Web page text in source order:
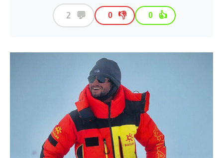
👍
0
👎
0
💬
2